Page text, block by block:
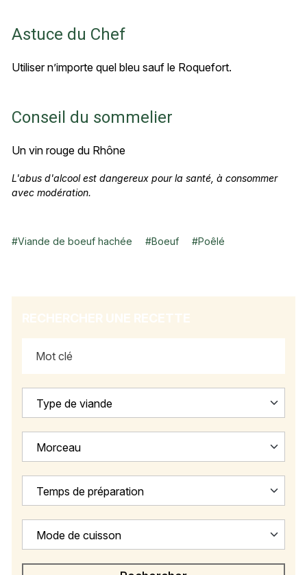
Astuce du Chef
Utiliser n’importe quel bleu sauf le Roquefort.
Conseil du sommelier
Un vin rouge du Rhône
L'abus d'alcool est dangereux pour la santé, à consommer
avec modération.
#Viande de boeuf hachée #Boeuf #Poêlé
Type de viande
Morceau
Temps de préparation
Mode de cuisson